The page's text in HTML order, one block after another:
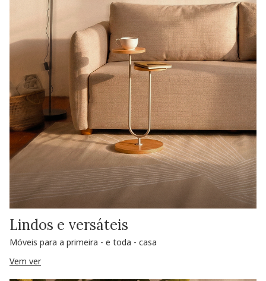
Lindos e versáteis
Móveis para a primeira - e toda - casa
Vem ver